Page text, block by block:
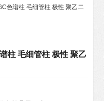
色谱柱 毛细管柱 极性 聚乙二
柱 毛细管柱 极性 聚乙